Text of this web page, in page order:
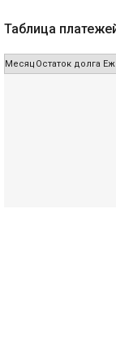
Таблица
Месяц Остаток долга